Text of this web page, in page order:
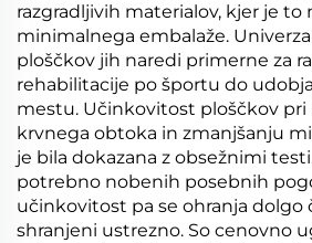
razgradljivih materialov, kjer je to
minimalnega embalaže.
ploščkov jih naredi primerne za
rehabilitacije po športu do
mestu. Učinkovitost ploščkov pri
krvnega obtoka in zmanjšanju
je bila dokazana z obsežnimi
potrebno nobenih posebnih
učinkovitost pa se ohranja dolgo
shranjeni ustrezno. So cenovno